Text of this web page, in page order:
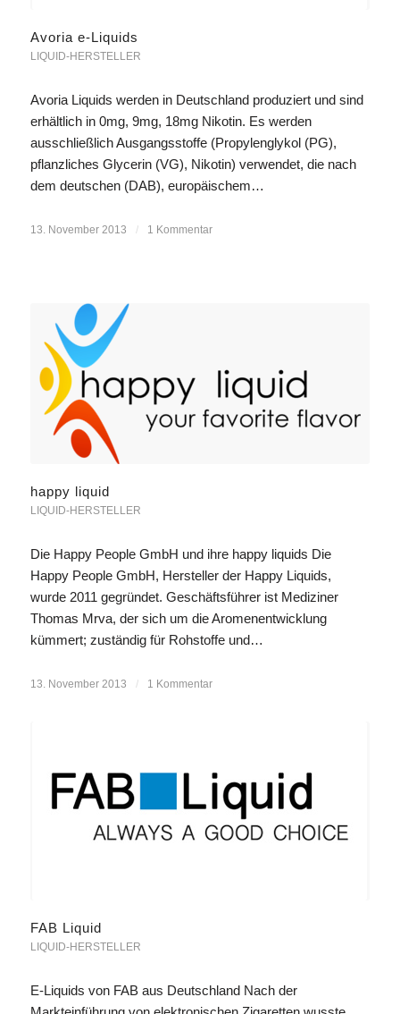
Avoria e-Liquids
LIQUID-HERSTELLER
Avoria Liquids werden in Deutschland produziert und sind
erhältlich in 0mg, 9mg, 18mg Nikotin. Es werden
ausschließlich Ausgangsstoffe (Propylenglykol (PG),
pflanzliches Glycerin (VG), Nikotin) verwendet, die nach
dem deutschen (DAB), europäischem…
13. November 2013 / 1 Kommentar
happy liquid
LIQUID-HERSTELLER
Die Happy People GmbH und ihre happy liquids Die
Happy People GmbH, Hersteller der Happy Liquids,
wurde 2011 gegründet. Geschäftsführer ist Mediziner
Thomas Mrva, der sich um die Aromenentwicklung
kümmert; zuständig für Rohstoffe und…
13. November 2013 / 1 Kommentar
FAB Liquid
LIQUID-HERSTELLER
E-Liquids von FAB aus Deutschland Nach der